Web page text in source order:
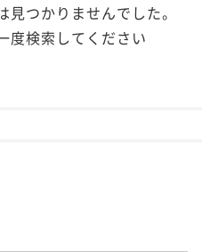
つかりませんでした。
度検索してください